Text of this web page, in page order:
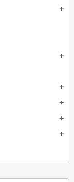
add
add
add
add
add
add